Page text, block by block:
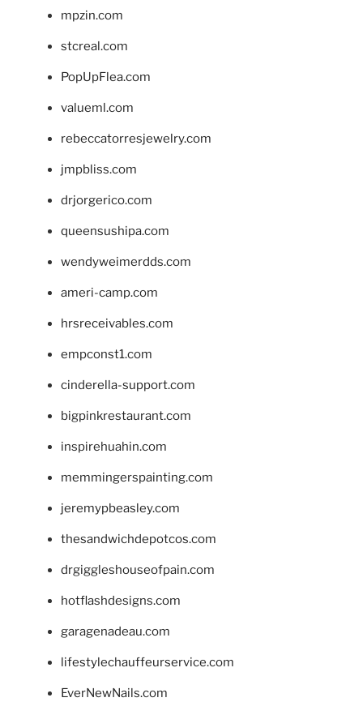
mpzin.com
stcreal.com
PopUpFlea.com
valueml.com
rebeccatorresjewelry.com
jmpbliss.com
drjorgerico.com
queensushipa.com
wendyweimerdds.com
ameri-camp.com
hrsreceivables.com
empconst1.com
cinderella-support.com
bigpinkrestaurant.com
inspirehuahin.com
memmingerspainting.com
jeremypbeasley.com
thesandwichdepotcos.com
drgiggleshouseofpain.com
hotflashdesigns.com
garagenadeau.com
lifestylechauffeurservice.com
EverNewNails.com